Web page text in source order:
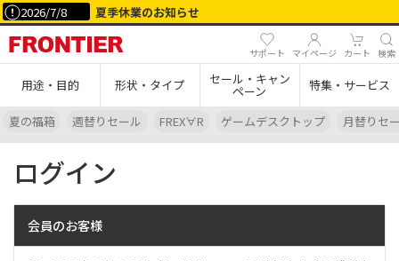
2026/7/8 夏季休業のお知らせ
サポート マイページ カート 検索
用途・目的 形状・タイプ セール・キャン
ペーン 特集・サービス
夏の福箱 週替りセール FREX∀R ゲームデスクトップ 月替りセ
ログイン
会員のお客様